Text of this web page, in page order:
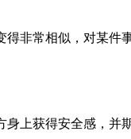
常相似，对某件
获得安全感，并期